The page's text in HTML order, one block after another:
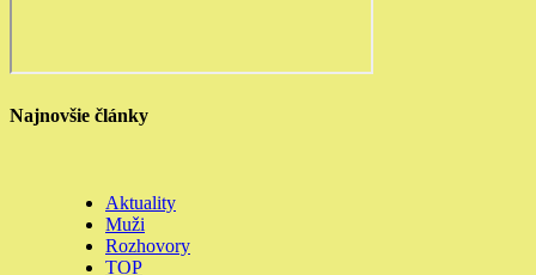
Najnovšie články
Aktuality
Muži
Rozhovory
TOP